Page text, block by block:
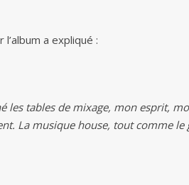
a expliqué :
les tables de mixage, mon esprit,
La musique house, tout comme le